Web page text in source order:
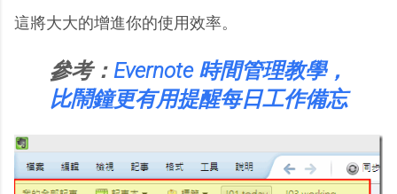
這將大大的增進你的使用效率。
參考： Evernote 時間管理教學，
比鬧鐘更有用提醒每日工作備忘